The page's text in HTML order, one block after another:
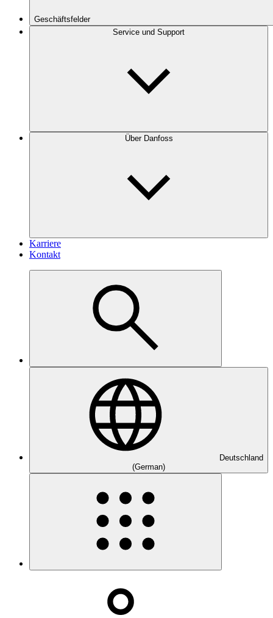
Geschäftsfelder
Service und Support
Über Danfoss
Karriere
Kontakt
Deutschland
(German)